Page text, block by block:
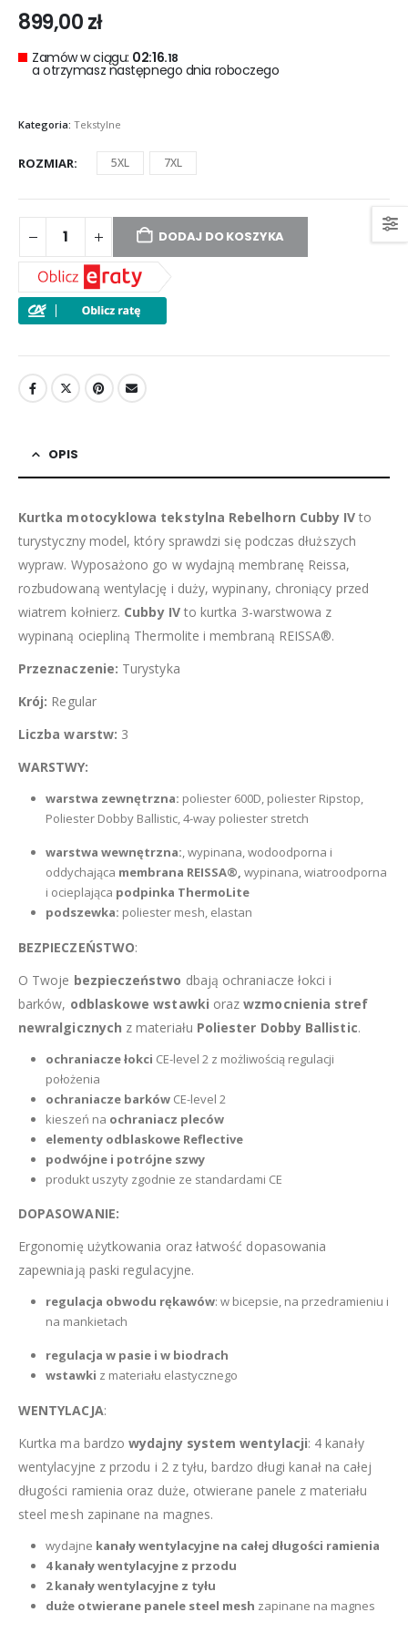
899,00zł
Zamów w ciągu: 02:16.17
a otrzymasz następnego dnia roboczego
Kategoria: Tekstylne
ROZMIAR 5XL 7XL
DODAJ DO KOSZYKA
OPIS
Kurtka motocyklowa tekstylna Rebelhorn Cubby IV to
turystyczny model, który sprawdzi się podczas dłuższych
wypraw. Wyposażono go w wydajną membranę Reissa,
rozbudowaną wentylację i duży, wypinany, chroniący przed
wiatrem kołnierz. Cubby IVto kurtka 3-warstwowa z
wypinaną ociepliną Thermolite i membraną REISSA®.
Przeznaczenie: Turystyka
Krój: Regular
Liczba warstw: 3
WARSTWY:
warstwa zewnętrzna: poliester 600D, poliester Ripstop,
Poliester Dobby Ballistic, 4-way poliester stretch
warstwa wewnętrzna:, wypinana, wodoodporna i
oddychająca membrana REISSA®, wypinana, wiatroodporna
i ocieplająca podpinka ThermoLite
podszewka: poliester mesh, elastan
BEZPIECZEŃSTWO:
O Twoje bezpieczeństwo dbają ochraniacze łokci i
barków, odblaskowe wstawki orazwzmocnienia stref
newralgicznych z materiału Poliester Dobby Ballistic.
ochraniacze łokci CE-level 2 z możliwością regulacji
położenia
ochraniacze barkówCE-level 2
kieszeń na ochraniacz pleców
elementy odblaskowe Reflective
podwójne i potrójne szwy
produkt uszyty zgodnie ze standardami CE
DOPASOWANIE:
Ergonomię użytkowania oraz łatwość dopasowania
zapewniają paski regulacyjne.
regulacja obwodu rękawów: w bicepsie, na przedramieniu i
na mankietach
regulacja w pasie i w biodrach
wstawki z materiału elastycznego
WENTYLACJA:
Kurtka ma bardzowydajny system wentylacji: 4 kanały
wentylacyjne z przodu i 2 z tyłu, bardzo długi kanał na całej
długości ramienia oraz duże, otwierane panele z materiału
steel mesh zapinane na magnes.
wydajne kanały wentylacyjne na całej długości ramienia
4 kanały wentylacyjne z przodu
2 kanały wentylacyjne z tyłu
duże otwierane panele steel mesh zapinane na magnes